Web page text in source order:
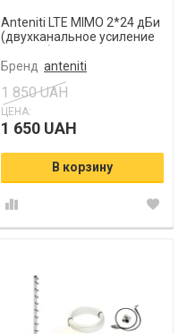
Anteniti LTE MIMO 2*24 дБи
(двухканальное усиление
Бренд anteniti
1 850 UAH
ЦЕНА:
1 650 UAH
В корзину